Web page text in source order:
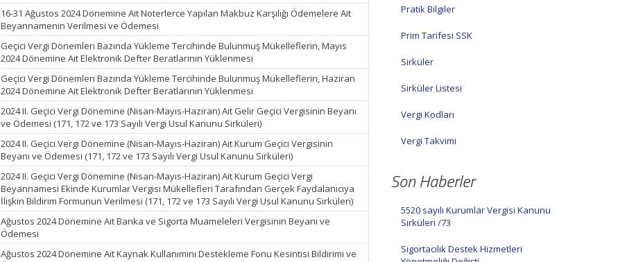
16-31 Ağustos 2024 Dönemine Ait Noterlerce Yapılan Makbuz Karşılığı Ödemelere Ait
Beyannamenin Verilmesi ve Ödemesi
Geçici Vergi Dönemleri Bazında Yükleme Tercihinde Bulunmuş Mükelleflerin, Mayıs
2024 Dönemine Ait Elektronik Defter Beratlarının Yüklenmesi
Geçici Vergi Dönemleri Bazında Yükleme Tercihinde Bulunmuş Mükelleflerin, Haziran
2024 Dönemine Ait Elektronik Defter Beratlarının Yüklenmesi
2024 II. Geçici Vergi Dönemine (Nisan-Mayıs-Haziran) Ait Gelir Geçici Vergisinin Beyanı
ve Ödemesi (171, 172 ve 173 Sayılı Vergi Usul Kanunu Sirküleri)
2024 II. Geçici Vergi Dönemine (Nisan-Mayıs-Haziran) Ait Kurum Geçici Vergisinin
Beyanı ve Ödemesi (171, 172 ve 173 Sayılı Vergi Usul Kanunu Sirküleri)
2024 II. Geçici Vergi Dönemine (Nisan-Mayıs-Haziran) Ait Kurum Geçici Vergi
Beyannamesi Ekinde Kurumlar Vergisi Mükellefleri Tarafından Gerçek Faydalanıcıya
İlişkin Bildirim Formunun Verilmesi (171, 172 ve 173 Sayılı Vergi Usul Kanunu Sirküleri)
Ağustos 2024 Dönemine Ait Banka ve Sigorta Muameleleri Vergisinin Beyanı ve
Ödemesi
Ağustos 2024 Dönemine Ait Kaynak Kullanımını Destekleme Fonu Kesintisi Bildirimi ve
Pratik Bilgiler
Prim Tarifesi SSK
Sirküler
Sirküler Listesi
Vergi Kodları
Vergi Takvimi
Son Haberler
5520 sayılı Kurumlar Vergisi Kanunu
Sirküleri /73
Sigortacılık Destek Hizmetleri